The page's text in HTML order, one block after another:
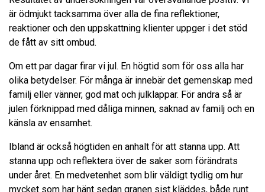
är ödmjukt tacksamma över alla de fina reflektioner,
reaktioner och den uppskattning klienter uppger i det stöd
de fått av sitt ombud.
Om ett par dagar firar vi jul. En högtid som för oss alla har
olika betydelser. För många är innebär det gemenskap med
familj eller vänner, god mat och julklappar. För andra så är
julen förknippad med dåliga minnen, saknad av familj och en
känsla av ensamhet.
Ibland är också högtiden en anhalt för att stanna upp. Att
stanna upp och reflektera över de saker som förändrats
under året. En medvetenhet som blir väldigt tydlig om hur
mycket som har hänt sedan granen sist kläddes, både runt